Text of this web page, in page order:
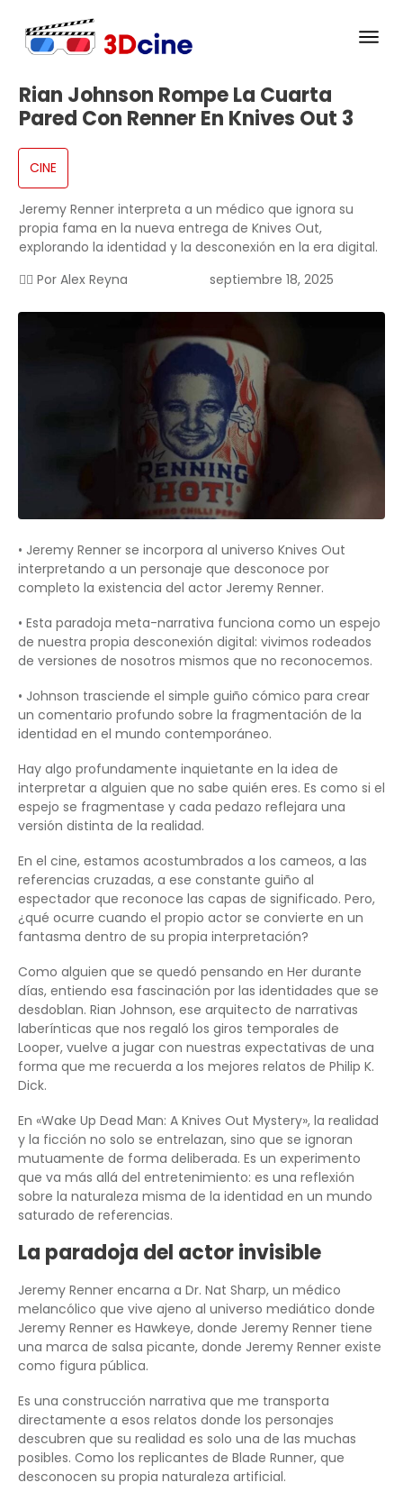
Rian Johnson Rompe La Cuarta
Pared Con Renner En Knives Out 3
CINE
Jeremy Renner interpreta a un médico que ignora su
propia fama en la nueva entrega de Knives Out,
explorando la identidad y la desconexión en la era digital.
✍🏻 Por Alex Reyna septiembre 18, 2025
• Jeremy Renner se incorpora al universo Knives Out
interpretando a un personaje que desconoce por
completo la existencia del actor Jeremy Renner.
• Esta paradoja meta-narrativa funciona como un espejo
de nuestra propia desconexión digital: vivimos rodeados
de versiones de nosotros mismos que no reconocemos.
• Johnson trasciende el simple guiño cómico para crear
un comentario profundo sobre la fragmentación de la
identidad en el mundo contemporáneo.
Hay algo profundamente inquietante en la idea de
interpretar a alguien que no sabe quién eres. Es como si el
espejo se fragmentase y cada pedazo reflejara una
versión distinta de la realidad.
En el cine, estamos acostumbrados a los cameos, a las
referencias cruzadas, a ese constante guiño al
espectador que reconoce las capas de significado. Pero,
¿qué ocurre cuando el propio actor se convierte en un
fantasma dentro de su propia interpretación?
Como alguien que se quedó pensando en Her durante
días, entiendo esa fascinación por las identidades que se
desdoblan. Rian Johnson, ese arquitecto de narrativas
laberínticas que nos regaló los giros temporales de
Looper, vuelve a jugar con nuestras expectativas de una
forma que me recuerda a los mejores relatos de Philip K.
Dick.
En «Wake Up Dead Man: A Knives Out Mystery», la realidad
y la ficción no solo se entrelazan, sino que se ignoran
mutuamente de forma deliberada. Es un experimento
que va más allá del entretenimiento: es una reflexión
sobre la naturaleza misma de la identidad en un mundo
saturado de referencias.
La paradoja del actor invisible
Jeremy Renner encarna a Dr. Nat Sharp, un médico
melancólico que vive ajeno al universo mediático donde
Jeremy Renner es Hawkeye, donde Jeremy Renner tiene
una marca de salsa picante, donde Jeremy Renner existe
como figura pública.
Es una construcción narrativa que me transporta
directamente a esos relatos donde los personajes
descubren que su realidad es solo una de las muchas
posibles. Como los replicantes de Blade Runner, que
desconocen su propia naturaleza artificial.